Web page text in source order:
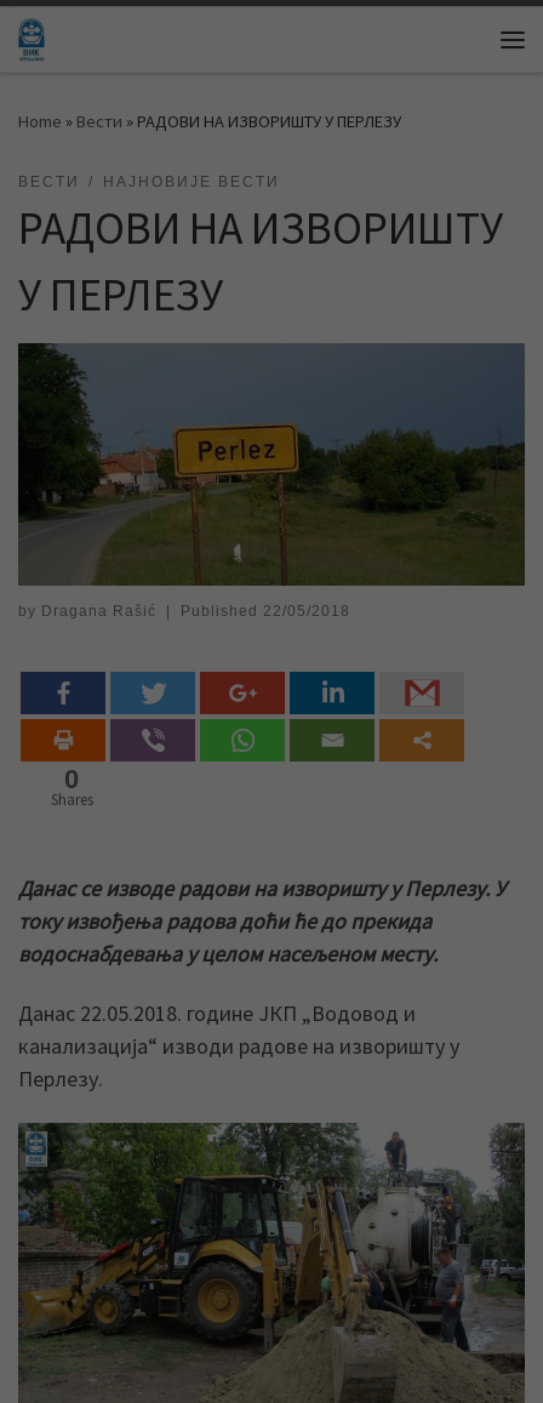
Skip to content
Home » Вести » РАДОВИ НА ИЗВОРИШТУ У ПЕРЛЕЗУ
ВЕСТИ НАЈНОВИЈЕ ВЕСТИ
РАДОВИ НА ИЗВОРИШТУ
У ПЕРЛЕЗУ
by Dragana Rašić Published 22/05/2018
0
Shares
Данас се изводе радови на изворишту у Перлезу. У
току извођења радова доћи ће до прекида
водоснабдевања у целом насељеном месту.
Данас 22.05.2018. године ЈКП „Водовод и
канализација“ изводи радове на изворишту у
Перлезу.